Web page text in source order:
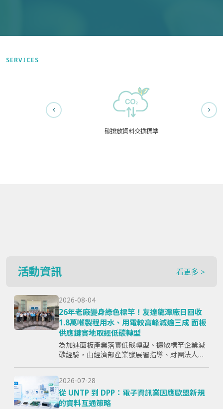
SERVICES
碳排放資料交換標準
活動資訊 看更多 >
2026-08-04
26年老廠變身綠色標竿！友達龍潭廠日回收
1.8萬噸製程用水、用電較高峰減逾三成 面板
供應鏈實地取經低碳轉型
為加速面板產業落實低碳轉型、擴散標竿企業減
碳經驗，由經濟部產業發展署指導、財團法人資
成果交流活動」，7月15日於...
2026-07-28
從 UNTP 到 DPP：電子資訊業因應歐盟新規
的資料互通策略